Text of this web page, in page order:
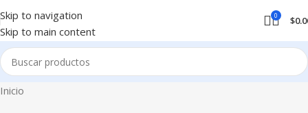
Skip to navigation
Skip to main content
0 $
Inicio